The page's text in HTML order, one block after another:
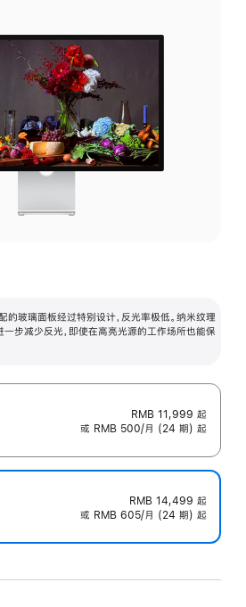
的玻璃面板经过特别设计，反光率极低。纳米纹理
一步减少反光，即使在高亮光源的工作场所也能保
RMB 11,999 起
或 RMB 500/月 (24 期) 起
RMB 14,499 起
或 RMB 605/月 (24 期) 起